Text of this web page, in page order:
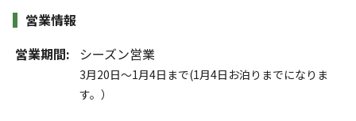
営業情報
営業期間:
シーズン営業
3月20日～1月4日まで(1月4日お泊りまでになりま
す。）